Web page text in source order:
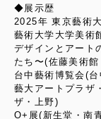
◆展示歴
2025年 東京藝術
藝術大学大学美術
デザインとアート
たち〜(佐藤美術
台中藝術博覧会(
藝大アートプラザ
ザ・上野)
O+展(新生堂・南